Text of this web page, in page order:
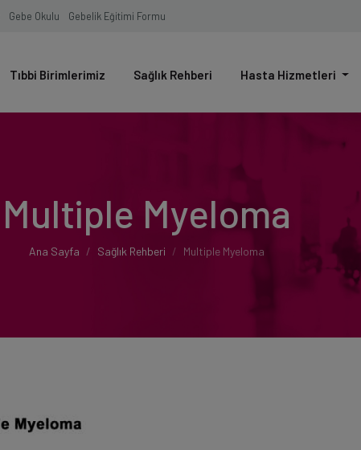
Gebe Okulu Gebelik Eğitimi Formu
Tıbbi Birimlerimiz Sağlık Rehberi Hasta Hizmetleri
Multiple Myeloma
Ana Sayfa Sağlık Rehberi Multiple Myeloma